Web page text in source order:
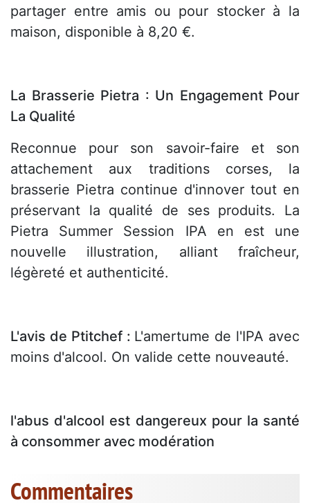
partager entre amis ou pour stocker à la
maison, disponible à 8,20 €.
La Brasserie Pietra : Un Engagement Pour
La Qualité
Reconnue pour son savoir-faire et son
attachement aux traditions corses, la
brasserie Pietra continue d'innover tout en
préservant la qualité de ses produits. La
Pietra Summer Session IPA en est une
nouvelle illustration, alliant fraîcheur,
légèreté et authenticité.
L'avis de Ptitchef : L'amertume de l'IPA avec
moins d'alcool. On valide cette nouveauté.
l'abus d'alcool est dangereux pour la santé
à consommer avec modération
Commentaires